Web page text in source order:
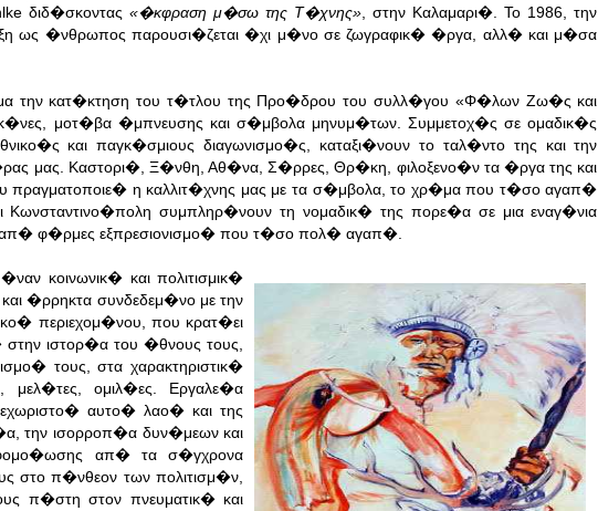
διδ�σκοντας«�κφραση μ�σω της Τ�χνης» , στην Καλαμαρι�. Το 1986, την
ως �νθρωπος παρουσι�ζεται �χι μ�νο σε ζωγραφικ� �ργα, αλλ� και μ�σα
την κατ�κτηση του τ�τλου της Προ�δρου του συλλ�γου «Φ�λων Ζω�ς και
μοτ�βα �μπνευσης και σ�μβολα μηνυμ�των. Συμμετοχ�ς σε ομαδικ�ς
και παγκ�σμιους διαγωνισμο�ς, καταξι�νουν το ταλ�ντο της και την
μας. Καστορι�, Ξ�νθη, Αθ�να, Σ�ρρες, Θρ�κη, φιλοξενο�ν τα �ργα της και
πραγματοποιε� η καλλιτ�χνης μας με τα σ�μβολα, το χρ�μα που τ�σο αγαπ�
Κωνσταντινο�πολη συμπληρ�νουν τη νομαδικ� της πορε�α σε μια εναγ�νια
φ�ρμες εξπρεσιονισμο� που τ�σο πολ� αγαπ�.
κοινωνικ� και πολιτισμικ�
�ρρηκτα συνδεδεμ�νο με την
περιεχομ�νου, που κρατ�ει
ιστορ�α του �θνους τους,
τους, στα χαρακτηριστικ�
μελ�τες, ομιλ�ες. Εργαλε�α
αυτο� λαο� και της
την ισορροπ�α δυν�μεων και
απ� τα σ�γχρονα
στο π�νθεον των πολιτισμ�ν,
π�στη στον πνευματικ� και